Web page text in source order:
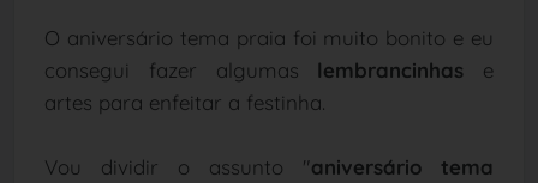
O aniversário tema praia foi muito bonito e eu
consegui fazer algumas lembrancinhas e
artes para enfeitar a festinha.
Vou dividir o assunto "aniversário tema